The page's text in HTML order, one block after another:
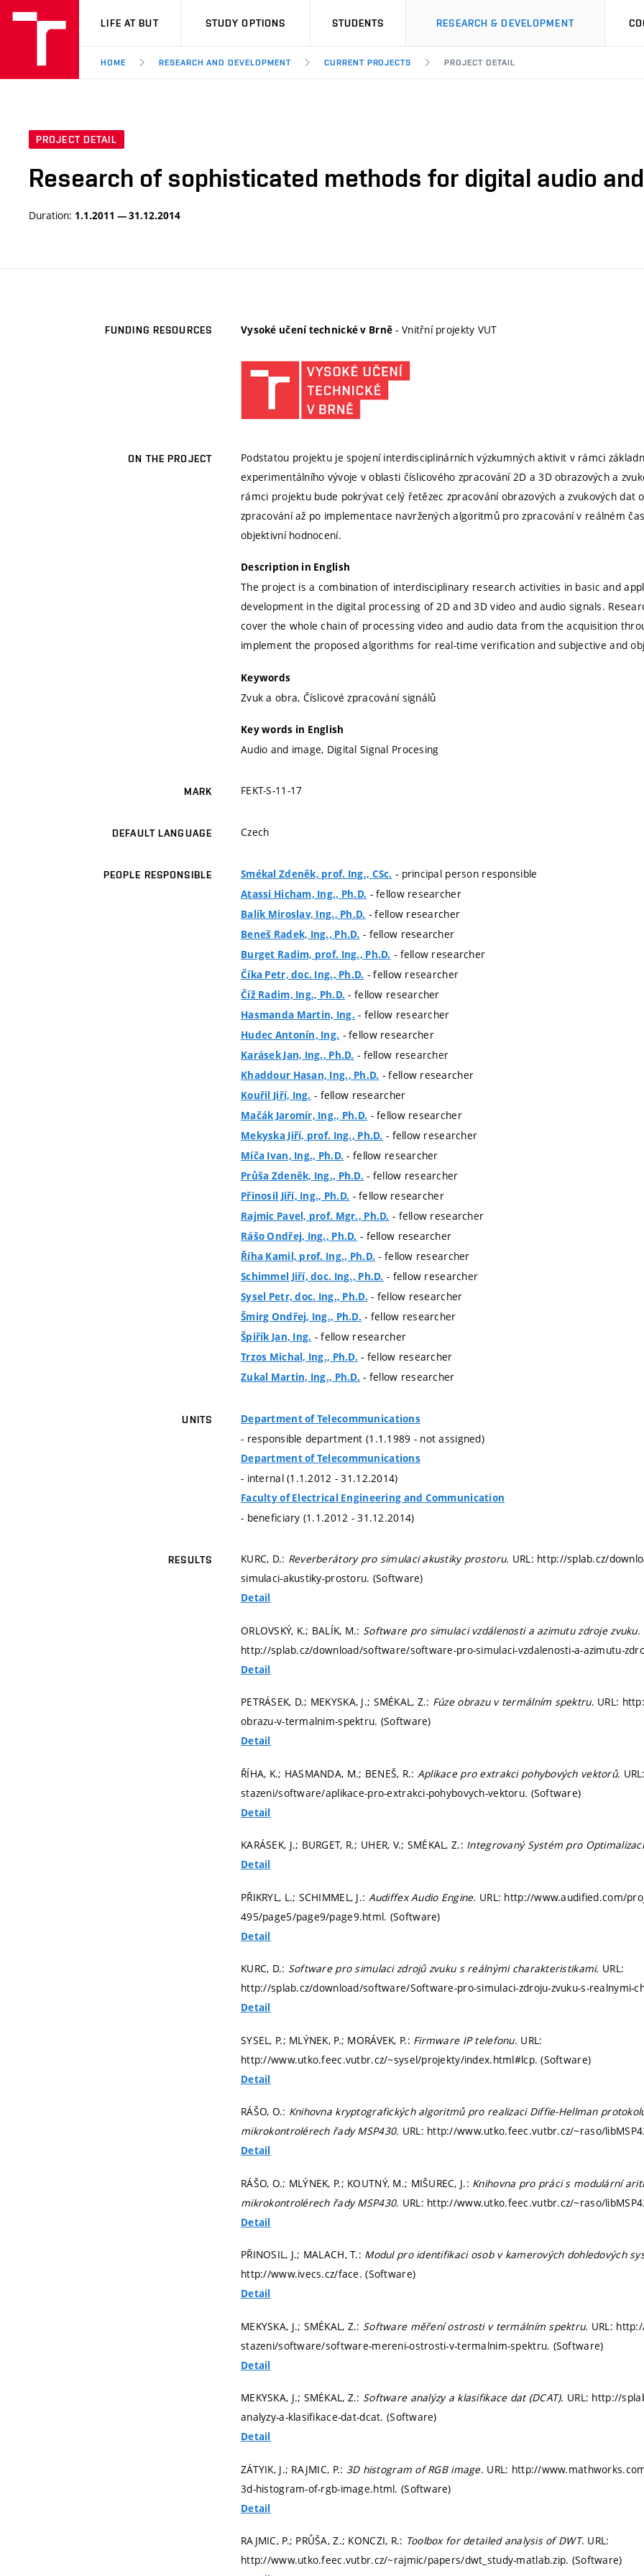
VUT
LIFE AT BUT STUDY OPTIONS STUDENTS RESEARCH & DEVELOPMENT
HOME RESEARCH AND DEVELOPMENT CURRENT PROJECTS PROJECT DETAIL
PROJECT DETAIL
Research of sophisticated methods for digital audio
Duration: 1.1.2011 — 31.12.2014
FUNDING RESOURCES Vysoké učení technické v Brně - Vnitřní projekty VUT
ON THE PROJECT
Podstatou projektu je spojení interdisciplinárních výzkumných aktivit v rámci
experimentálního vývoje v oblasti číslicového zpracování 2D a 3D obrazových a
rámci projektu bude pokrývat celý řetězec zpracování obrazových a zvukových dat
zpracování až po implementace navržených algoritmů pro zpracování v reálném
objektivní hodnocení.
Description in English
The project is a combination of interdisciplinary research activities in basic and
development in the digital processing of 2D and 3D video and audio signals.
cover the whole chain of processing video and audio data from the acquisition
implement the proposed algorithms for real-time verification and subjective and
Keywords
Zvuk a obra, Číslicové zpracování signálů
Key words in English
Audio and image, Digital Signal Procesing
MARK FEKT-S-11-17
DEFAULT LANGUAGE Czech
PEOPLE RESPONSIBLE Smékal Zdeněk, prof. Ing., CSc. - principal person responsible
Atassi Hicham, Ing., Ph.D. - fellow researcher
Balík Miroslav, Ing., Ph.D. - fellow researcher
Beneš Radek, Ing., Ph.D. - fellow researcher
Burget Radim, prof. Ing., Ph.D. - fellow researcher
Číka Petr, doc. Ing., Ph.D. - fellow researcher
Číž Radim, Ing., Ph.D. - fellow researcher
Hasmanda Martin, Ing. - fellow researcher
Hudec Antonín, Ing. - fellow researcher
Karásek Jan, Ing., Ph.D. - fellow researcher
Khaddour Hasan, Ing., Ph.D. - fellow researcher
Kouřil Jiří, Ing. - fellow researcher
Mačák Jaromír, Ing., Ph.D. - fellow researcher
Mekyska Jiří, prof. Ing., Ph.D. - fellow researcher
Míča Ivan, Ing., Ph.D. - fellow researcher
Průša Zdeněk, Ing., Ph.D. - fellow researcher
Přinosil Jiří, Ing., Ph.D. - fellow researcher
Rajmic Pavel, prof. Mgr., Ph.D. - fellow researcher
Rášo Ondřej, Ing., Ph.D. - fellow researcher
Říha Kamil, prof. Ing., Ph.D. - fellow researcher
Schimmel Jiří, doc. Ing., Ph.D. - fellow researcher
Sysel Petr, doc. Ing., Ph.D. - fellow researcher
Šmirg Ondřej, Ing., Ph.D. - fellow researcher
Špiřík Jan, Ing. - fellow researcher
Trzos Michal, Ing., Ph.D. - fellow researcher
Zukal Martin, Ing., Ph.D. - fellow researcher
UNITS Department of Telecommunications
- responsible department (1.1.1989 - not assigned)
Department of Telecommunications
- internal (1.1.2012 - 31.12.2014)
Faculty of Electrical Engineering and Communication
- beneficiary (1.1.2012 - 31.12.2014)
RESULTS KURC, D.: Reverberátory pro simulaci akustiky prostoru. URL: http://splab.cz/
simulaci-akustiky-prostoru. (Software)
Detail
ORLOVSKÝ, K.; BALÍK, M.: Software pro simulaci vzdálenosti a azimutu zdroje zvuku.
http://splab.cz/download/software/software-pro-simulaci-vzdalenosti-a-azimutu-
Detail
PETRÁSEK, D.; MEKYSKA, J.; SMÉKAL, Z.: Fúze obrazu v termálním spektru. URL:
obrazu-v-termalnim-spektru. (Software)
Detail
ŘÍHA, K.; HASMANDA, M.; BENEŠ, R.: Aplikace pro extrakci pohybových vektorů.
stazeni/software/aplikace-pro-extrakci-pohybovych-vektoru. (Software)
Detail
KARÁSEK, J.; BURGET, R.; UHER, V.; SMÉKAL, Z.: Integrovaný Systém pro
Detail
PŘIKRYL, L.; SCHIMMEL, J.: Audiffex Audio Engine. URL: http://www.audified.com/
495/page5/page9/page9.html. (Software)
Detail
KURC, D.: Software pro simulaci zdrojů zvuku s reálnými charakteristikami. URL:
http://splab.cz/download/software/Software-pro-simulaci-zdroju-zvuku-s-realnymi-
Detail
SYSEL, P.; MLÝNEK, P.; MORÁVEK, P.: Firmware IP telefonu. URL:
http://www.utko.feec.vutbr.cz/~sysel/projekty/index.html#lcp. (Software)
Detail
RÁŠO, O.: Knihovna kryptografických algoritmů pro realizaci Diffie-Hellman
mikrokontrolérech řady MSP430. URL: http://www.utko.feec.vutbr.cz/~raso/
Detail
RÁŠO, O.; MLÝNEK, P.; KOUTNÝ, M.; MIŠUREC, J.: Knihovna pro práci s modulární
mikrokontrolérech řady MSP430. URL: http://www.utko.feec.vutbr.cz/~raso/
Detail
PŘINOSIL, J.; MALACH, T.: Modul pro identifikaci osob v kamerových dohledových
http://www.ivecs.cz/face. (Software)
Detail
MEKYSKA, J.; SMÉKAL, Z.: Software měření ostrosti v termálním spektru. URL:
stazeni/software/software-mereni-ostrosti-v-termalnim-spektru. (Software)
Detail
MEKYSKA, J.; SMÉKAL, Z.: Software analýzy a klasifikace dat (DCAT). URL: http://
analyzy-a-klasifikace-dat-dcat. (Software)
Detail
ZÁTYIK, J.; RAJMIC, P.: 3D histogram of RGB image. URL: http://
3d-histogram-of-rgb-image.html. (Software)
Detail
RAJMIC, P.; PRŮŠA, Z.; KONCZI, R.: Toolbox for detailed analysis of DWT. URL:
http://www.utko.feec.vutbr.cz/~rajmic/papers/dwt_study-matlab.zip. (Software)